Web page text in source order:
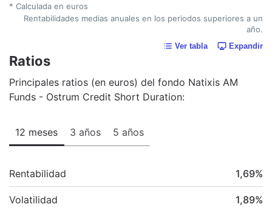
* Calculada en euros
Rentabilidades medias anuales en los periodos superiores a un
año.
Ver tabla Expandir
Ratios
Principales ratios (en euros) del fondo Natixis AM
Funds - Ostrum Credit Short Duration:
12 meses 3 años 5 años
Rentabilidad 1,69%
Volatilidad 1,89%